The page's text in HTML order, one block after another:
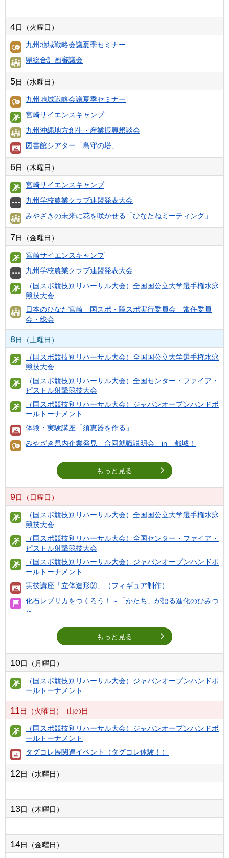
4日（火曜日）
九州地域戦略会議夏季セミナー
県総合計画審議会
5日（水曜日）
九州地域戦略会議夏季セミナー
宮崎サイエンスキャンプ
九州沖縄地方創生・産業振興懇談会
図書館シアター「島守の塔」
6日（木曜日）
宮崎サイエンスキャンプ
九州学校農業クラブ連盟発表大会
みやざきの未来に花を咲かせる「ひなたねミーティング」
7日（金曜日）
宮崎サイエンスキャンプ
九州学校農業クラブ連盟発表大会
（国スポ競技別リハーサル大会）全国国公立大学選手権水泳
競技大会
日本のひなた宮崎 国スポ・障スポ実行委員会 常任委員
会・総会
8日（土曜日）
（国スポ競技別リハーサル大会）全国国公立大学選手権水泳
競技大会
（国スポ競技別リハーサル大会）全国センター・ファイア・
ピストル射撃競技大会
（国スポ競技別リハーサル大会）ジャパンオープンハンドボ
ールトーナメント
体験・実験講座「須恵器を作る」
みやざき県内企業発見 合同就職説明会 in 都城！
もっと見る
9日（日曜日）
（国スポ競技別リハーサル大会）全国国公立大学選手権水泳
競技大会
（国スポ競技別リハーサル大会）全国センター・ファイア・
ピストル射撃競技大会
（国スポ競技別リハーサル大会）ジャパンオープンハンドボ
ールトーナメント
実技講座「立体造形②」（フィギュア制作）
化石レプリカをつくろう！～「かたち」が語る進化のひみつ
～
もっと見る
10日（月曜日）
（国スポ競技別リハーサル大会）ジャパンオープンハンドボ
ールトーナメント
11日（火曜日） 山の日
（国スポ競技別リハーサル大会）ジャパンオープンハンドボ
ールトーナメント
タグコレ展関連イベント（タグコレ体験！）
12日（水曜日）
13日（木曜日）
14日（金曜日）